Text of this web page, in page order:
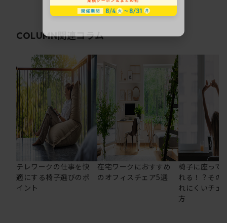
COLUMN関連コラム
テレワークの仕事を快
適にする椅子選びのポ
イント
在宅ワークにおすすめ
のオフィスチェア5選
椅子に座って
れる！？その
れにくいチェ
方